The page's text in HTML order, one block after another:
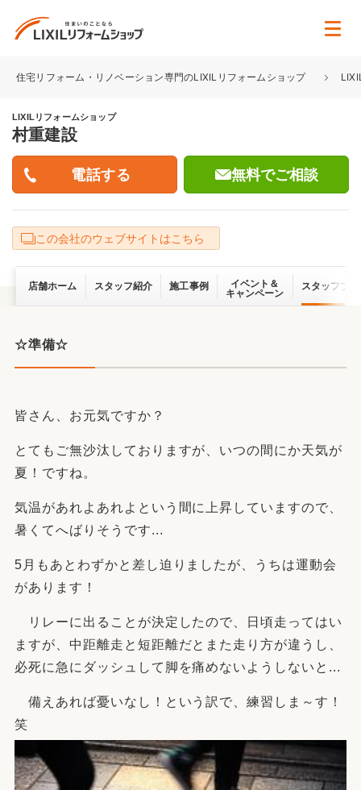
住宅リフォーム・リノベーション専門のLIXILリフォームショップ
LIXILリフォームショップ
村重建設
無料でご相談
この会社のウェブサイトはこちら
店舗ホーム スタッフ紹介 施工事例
イベント＆
キャンペーン
スタッフブ
☆準備☆
皆さん、お元気ですか？
とてもご無沙汰しておりますが、いつの間にか天気が
夏！ですね。
気温があれよあれよという間に上昇していますので、
暑くてへばりそうです...
5月もあとわずかと差し迫りましたが、うちは運動会
があります！
リレーに出ることが決定したので、日頃走ってはい
ますが、中距離走と短距離だとまた走り方が違うし、
必死に急にダッシュして脚を痛めないようしないと...
備えあれば憂いなし！という訳で、練習しま～す！
笑